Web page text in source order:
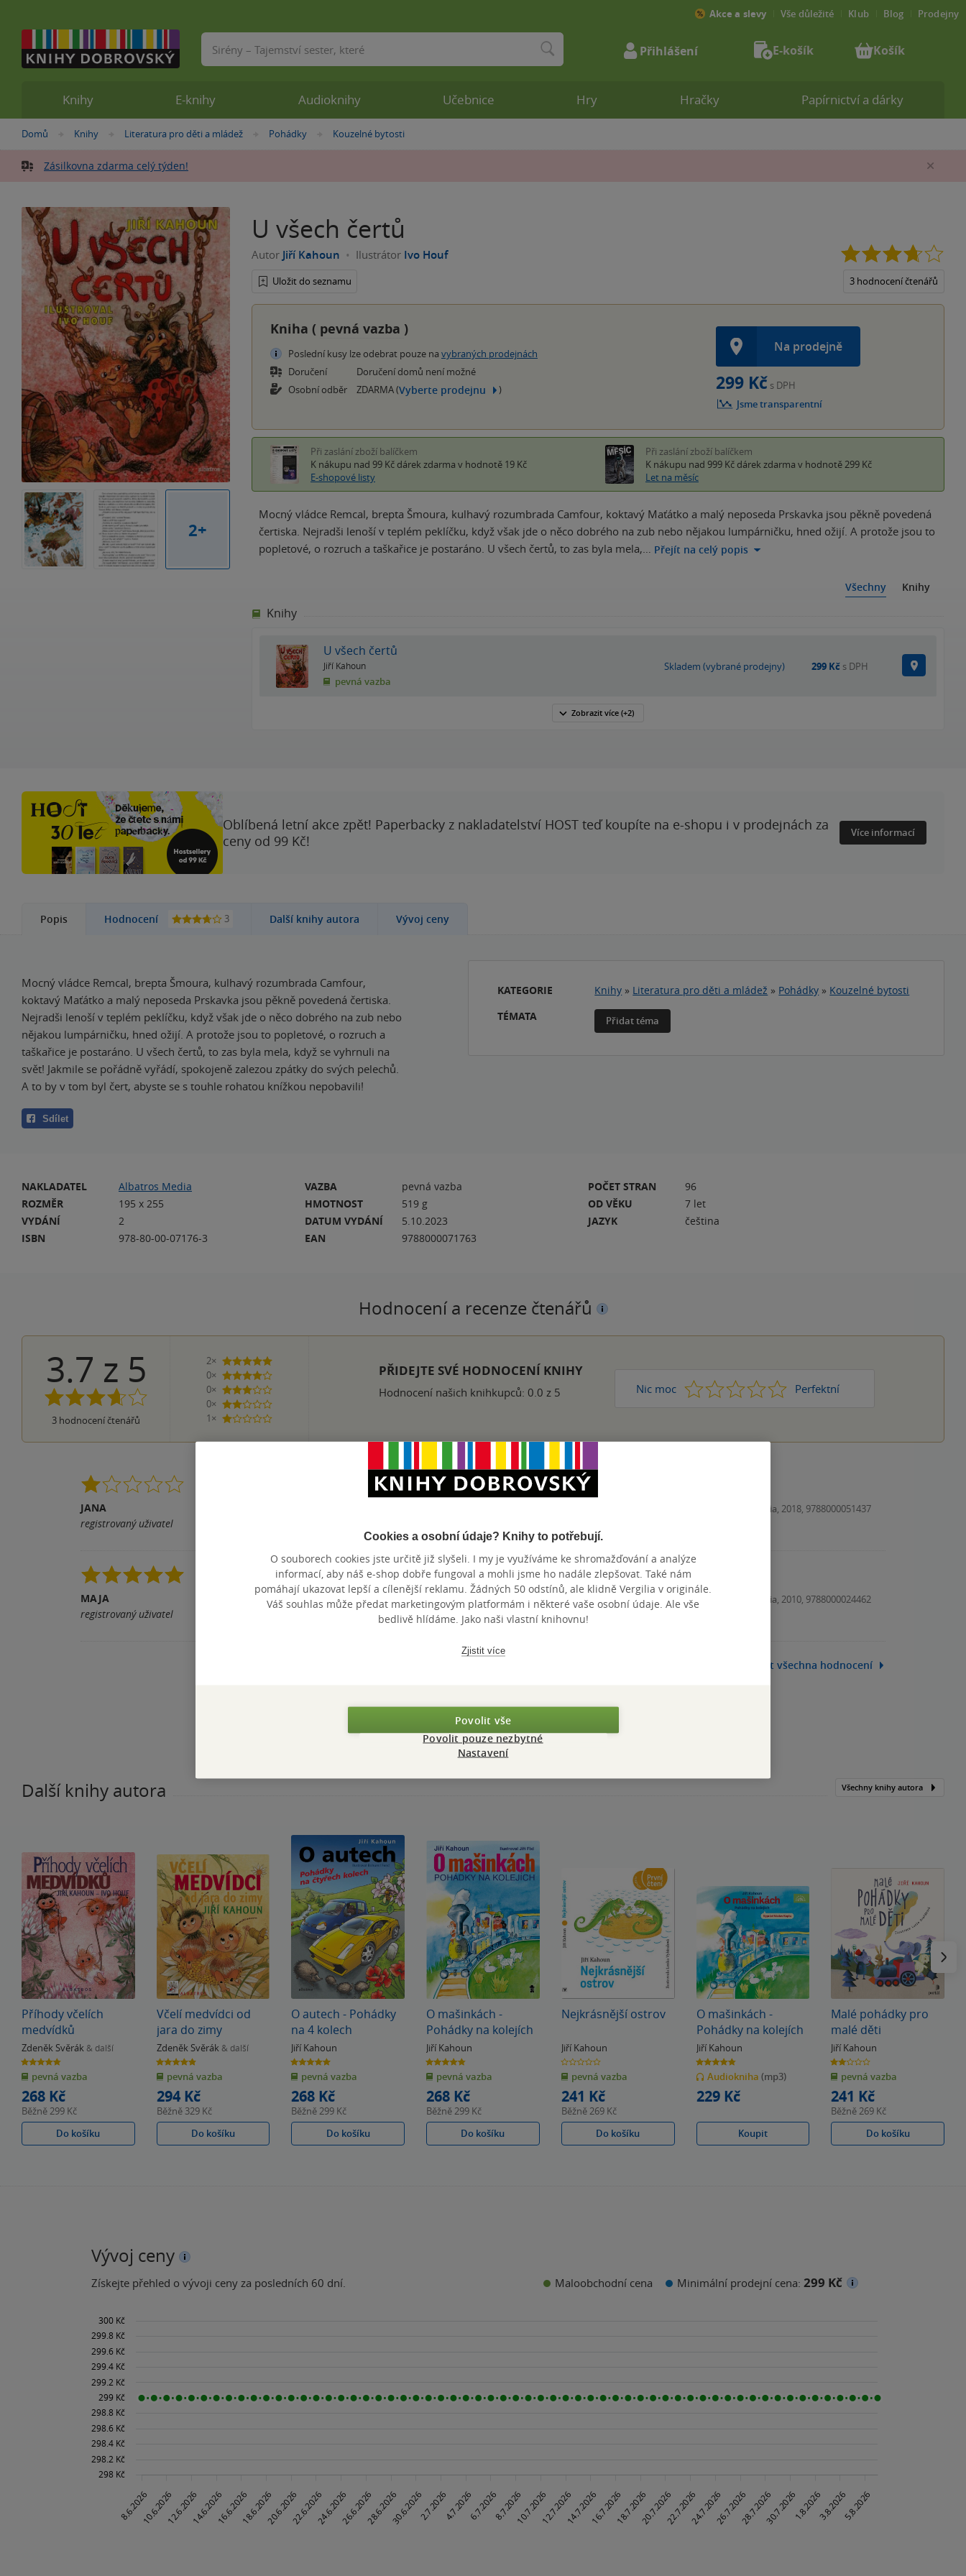
Nacházíte
zde:
Domů »
Knihy »
Literatura pro děti a mládež »Pohádky »
Kouzelné bytosti
Zásilkovna zdarma celý týden!
2+
U všech čertů
Autor Jiří Kahoun Ilustrátor Ivo Houf
Uložit do seznamu 3 hodnocení čtenářů
Kniha ( pevná vazba )
Poslední kusy lze odebrat pouze na vybraných prodejnách
Doručení
Doručení domů není možné
Osobní odběr
ZDARMA (Vyberte prodejnu )
Na prodejně
299 Kč s DPH
Jsme transparentní
Při zaslání zboží balíčkem
K nákupu nad 99 Kč dárek zdarma v hodnotě 19 Kč
E-shopové listy
Při zaslání zboží balíčkem
K nákupu nad 999 Kč dárek zdarma v hodnotě 299 Kč
Let na měsíc
Mocný vládce Remcal, brepta Šmoura, kulhavý rozumbrada Camfour, koktavý Maťátko a malý neposeda Prskavka jsou pěkně povedená
čertiska. Nejradši lenoší v teplém peklíčku, když však jde o něco dobrého na zub nebo nějakou lumpárničku, hned ožijí. A protože jsou to
popletové, o rozruch a taškařice je postaráno. U všech čertů, to zas byla mela,… Přejít na celý popis
Všechny Knihy
Knihy
U všech čertů
Jiří Kahoun
pevná vazba
Skladem (vybrané prodejny) 299 Kč s DPH
Zobrazit více (+2)
Oblíbená letní akce zpět! Paperbacky z nakladatelství HOST teď koupíte na e-shopu i v prodejnách za
ceny od 99 Kč!
Více informací
Popis Hodnocení 3 Další knihy autora Vývoj ceny
Mocný vládce Remcal, brepta Šmoura, kulhavý rozumbrada Camfour,
koktavý Maťátko a malý neposeda Prskavka jsou pěkně povedená čertiska.
Nejradši lenoší v teplém peklíčku, když však jde o něco dobrého na zub nebo
nějakou lumpárničku, hned ožijí. A protože jsou to popletové, o rozruch a
taškařice je postaráno. U všech čertů, to zas byla mela, když se vyhrnuli na
svět! Jakmile se pořádně vyřádí, spokojeně zalezou zpátky do svých pelechů.
A to by v tom byl čert, abyste se s touhle rohatou knížkou nepobavili!
Sdílet
KATEGORIE Knihy » Literatura pro děti a mládež » Pohádky » Kouzelné bytosti
TÉMATA
Přidat téma
NAKLADATEL
Albatros Media
ROZMĚR
195 x 255
VYDÁNÍ
2
ISBN
978-80-00-07176-3
VAZBA
pevná vazba
HMOTNOST
519 g
DATUM VYDÁNÍ
5.10.2023
EAN
9788000071763
POČET STRAN
96
OD VĚKU
7 let
JAZYK
čeština
Hodnocení a recenze čtenářů
3.7 z 5
3 hodnocení čtenářů
2×
5 hvězdiček
0×
4 hvězdičky
0×
3 hvězdičky
0×
2 hvězdičky
1×
1 hvezdička
PŘIDEJTE SVÉ HODNOCENÍ KNIHY
Hodnocení našich knihkupců: 0.0 z 5 Nic moc 1 2 3 4 Perfektní
5
JANA
registrovaný uživatel
Málo kterou pohádkovou knížku jsem nevydržela číst. Příběh naprosto o ničem.
Kniha, Albatros Media, 2018, 9788000051437
MAJA
registrovaný uživatel
Děti ji zbožňují
Pomohla vám tato recenze? Ano 9 Kniha, Albatros Media, 2010, 9788000024462
Zobrazit všechna hodnocení
Přidat hodnocení
Další knihy autora Všechny knihy autora
Příhody včelích
medvídků
Zdeněk Svěrák & další
4.8
z
5
hvězdiček
pevná vazba
268 Kč
Běžně299 Kč
Do košíku
Včelí medvídci od
jara do zimy
Zdeněk Svěrák & další
4.9
z
5
hvězdiček
pevná vazba
294 Kč
Běžně 329 Kč
Do košíku
O autech - Pohádky
na 4 kolech
Jiří Kahoun
5.0
z
5
hvězdiček
pevná vazba
268 Kč
Běžně299 Kč
Do košíku
O mašinkách -
Pohádky na kolejích
Jiří Kahoun
4.8
z
5
hvězdiček
pevná vazba
268 Kč
Běžně299 Kč
Do košíku
Nejkrásnější ostrov
Jiří Kahoun
0.0
z
5
hvězdiček
pevná vazba
241 Kč
Běžně269 Kč
Do košíku
O mašinkách -
Pohádky na kolejích
Jiří Kahoun
4.8
z
5
hvězdiček
Audiokniha (mp3)
229 Kč
Koupit
Malé pohádky pro
malé děti
Jiří Kahoun
2.0
z
5
hvězdiček
pevná vazba
241 Kč
Běžně269 Kč
Do košíku
Vývoj ceny
Získejte přehled o vývoji ceny za posledních 60 dní. Maloobchodní cena Minimální prodejní cena: 299 Kč
Knihy E-knihy Audioknihy Učebnice Hry Hračky Papírnictví a dárky
Akce a slevy Vše důležité Klub Blog Prodejny
Vyhledávání Přihlášení E-košík Košík
Cookies a osobní údaje? Knihy to potřebují.
O souborech cookies jste určitě již slyšeli. I my je využíváme ke shromažďování a analýze
informací, aby náš e-shop dobře fungoval a mohli jsme ho nadále zlepšovat. Také nám
pomáhají ukazovat lepší a cílenější reklamu. Žádných 50 odstínů, ale klidně Vergilia v originále.
Váš souhlas může předat marketingovým platformám i některé vaše osobní údaje. Ale vše
bedlivě hlídáme. Jako naši vlastní knihovnu!
Zjistit více
Povolit vše
Povolit pouze nezbytné
Nastavení